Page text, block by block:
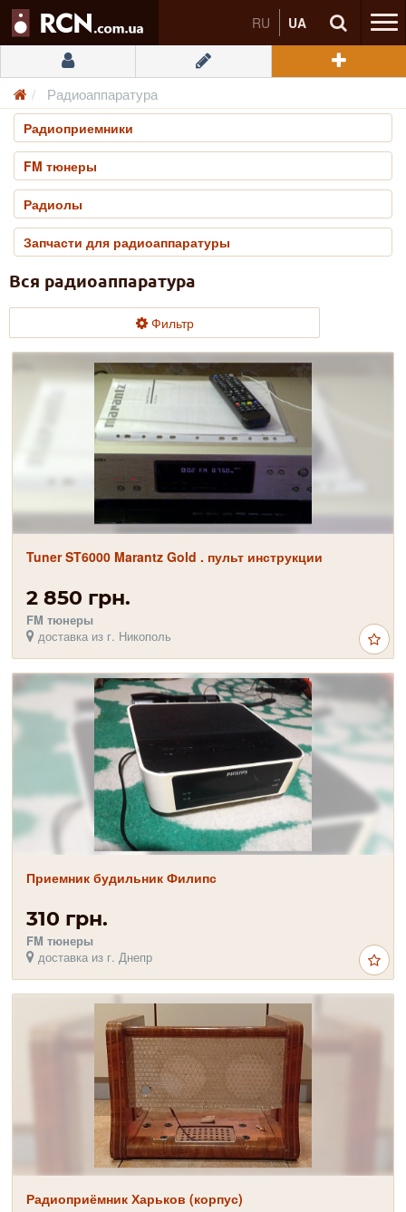
RU UA
Радиоаппаратура
Радиоприемники
FM тюнеры
Радиолы
Запчасти для радиоаппаратуры
Вся радиоаппаратура
Фильтр
Tuner ST6000 Marantz Gold . пульт инструкции
2 850 грн.
FM тюнеры
доставка из г. Никополь
Приемник будильник Филипс
310 грн.
FM тюнеры
доставка из г. Днепр
Радиоприёмник Харьков (корпус)